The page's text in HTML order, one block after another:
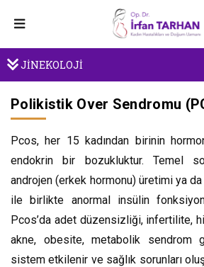
JİNEKOLOJİ
Polikistik Over Sendromu
Pcos, her 15 kadından birinin
endokrin bir bozukluktur. Temel
androjen (erkek hormonu) üretimi ya da
ile birlikte anormal insülin
Pcos’da adet düzensizliği, infertilite,
akne, obesite, metabolik sendrom
sistem etkilenir ve sağlık sorunları